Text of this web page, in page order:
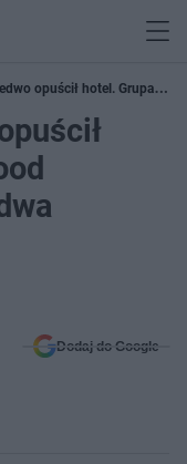
opuścił hotel. Grupa
Dodaj do Google